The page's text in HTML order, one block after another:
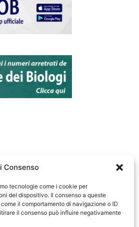
Consenso
tecnologie come i cookie per
del dispositivo. Il consenso a queste
il comportamento di navigazione o ID
il consenso può influire negativamente